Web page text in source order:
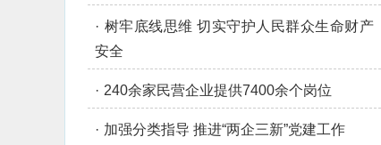
· 树牢底线思维 切实守护人民群众生命财产
安全
· 240余家民营企业提供7400余个岗位
· 加强分类指导 推进“两企三新”党建工作